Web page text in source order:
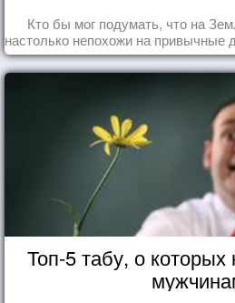
Кто бы мог подумать, что на
настолько непохожи на привычные
что кажутся и вовсе
Топ-5 табу, о которых